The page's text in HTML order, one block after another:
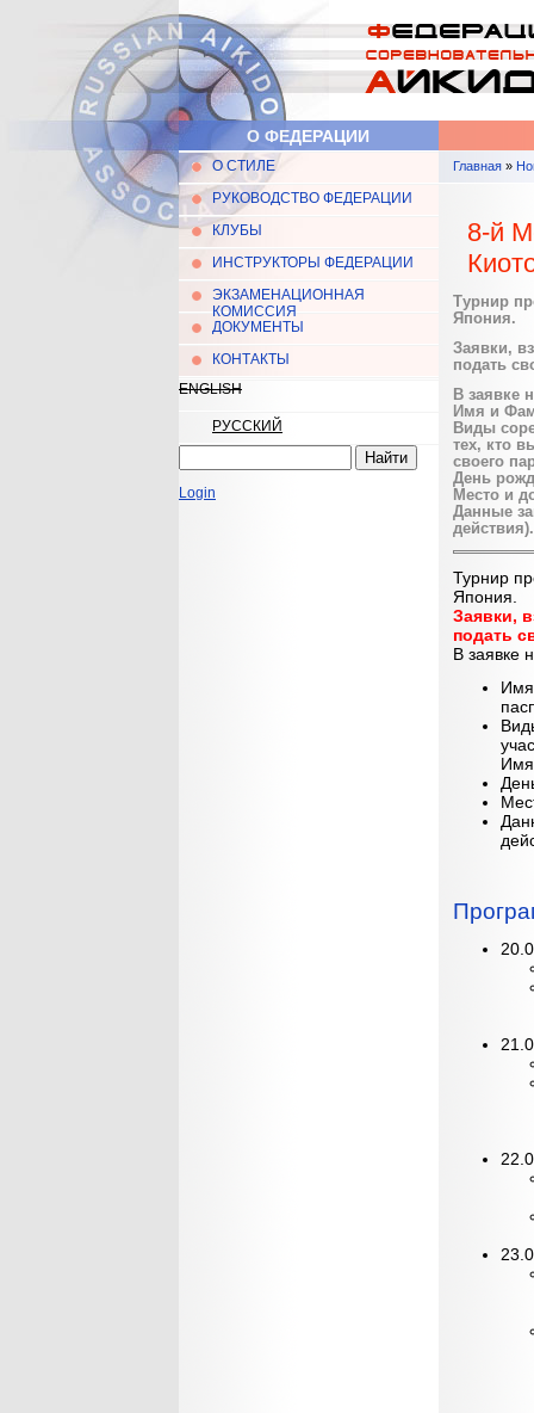
Главное меню
О ФЕДЕРАЦИИ
О СТИЛЕ
РУКОВОДСТВО ФЕДЕРАЦИИ
КЛУБЫ
ИНСТРУКТОРЫ ФЕДЕРАЦИИ
ЭКЗАМЕНАЦИОННАЯ
КОМИССИЯ
ДОКУМЕНТЫ
КОНТАКТЫ
ENGLISH
РУССКИЙ
Форма поиска
Login
ВыГлавная»
8-й
Турнир
Япония.
Заявки,
подать
В заявке
Имя и
Виды
тех, кто
своего
День
Место и
Данные
действия).
Турнир
Япония.
Заявки,
подать
В заявке
Имя
Имя